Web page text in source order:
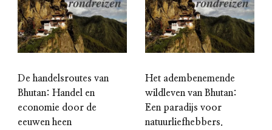
De handelsroutes van
Bhutan: Handel en
economie door de
eeuwen heen
Het adembenemende
wildleven van Bhutan:
Een paradijs voor
natuurliefhebbers.